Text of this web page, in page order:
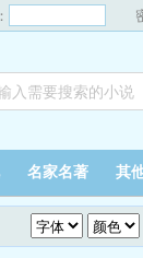
名家名著 其